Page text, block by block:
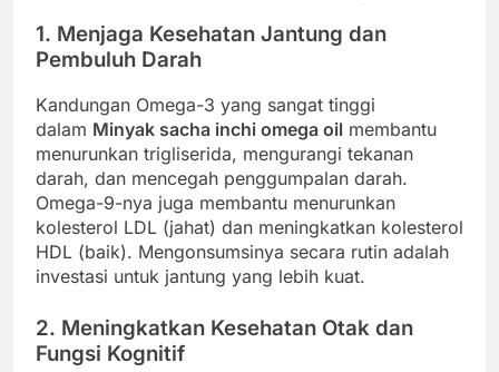
1. Menjaga Kesehatan Jantung dan
Pembuluh Darah
Kandungan Omega-3 yang sangat tinggi
dalam Minyak sacha inchi omega oil membantu
menurunkan trigliserida, mengurangi tekanan
darah, dan mencegah penggumpalan darah.
Omega-9-nya juga membantu menurunkan
kolesterol LDL (jahat) dan meningkatkan kolesterol
HDL (baik). Mengonsumsinya secara rutin adalah
investasi untuk jantung yang lebih kuat.
2. Meningkatkan Kesehatan Otak dan
Fungsi Kognitif